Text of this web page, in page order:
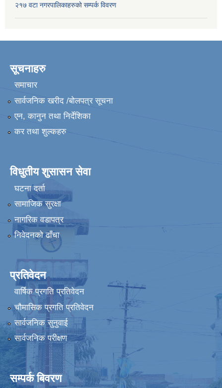
२१७ वटा नगरपालिकाहरुको सम्पर्क विवरण
सूचनाहरु
समाचार
सार्वजनिक खरीद /बोलपत्र सूचना
एन, कानुन तथा निर्देशिका
कर तथा शुल्कहरु
विधुतीय शुसासन सेवा
घटना दर्ता
सामाजिक सुरक्षा
नागरिक वडापत्र
निवेदनको ढाँचा
प्रतिवेदन
वार्षिक प्रगति प्रतिवेदन
चौमासिक प्रगति प्रतिवेदन
सार्वजनिक सुनुवाई
सार्वजनिक परीक्षण
सम्पर्क बिवरण